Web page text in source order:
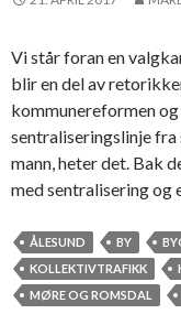
z
z
p
l
a
t
Vi står foran en
blir en del av
kommunereformen
sentraliseringslinje fra
mann, heter det. Bak
med sentralisering
ÅLESUND BY
KOLLEKTIVTRAFIKK
MØRE OG ROMSDAL